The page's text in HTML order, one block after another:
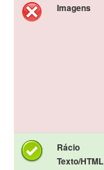
Imagens
Rácio
Texto/HTML